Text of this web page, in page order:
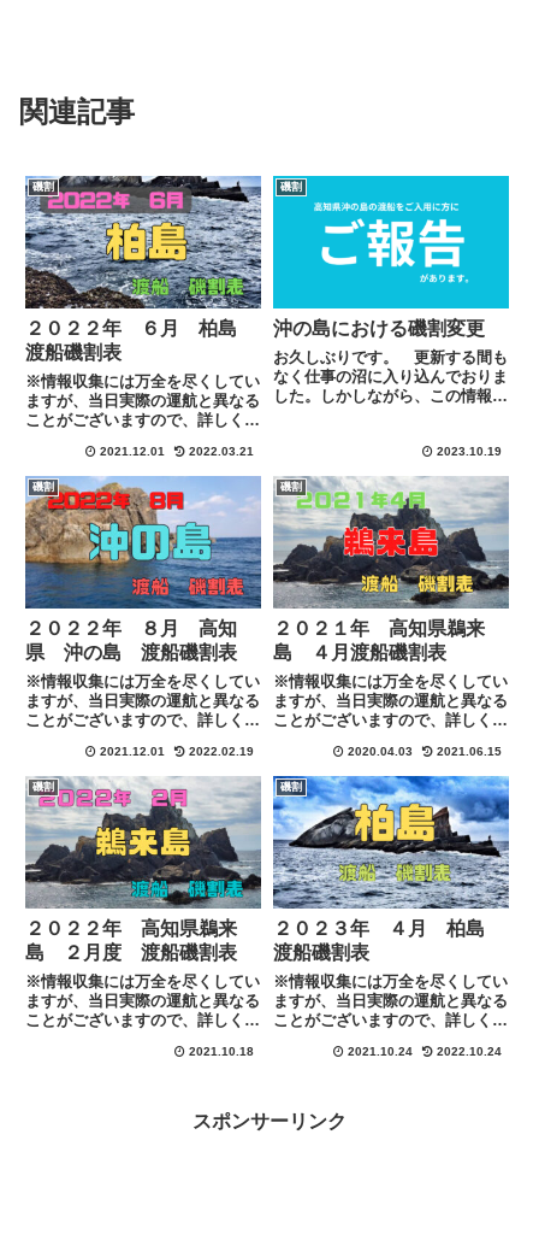
関連記事
磯割
２０２２年 ６月 柏島
渡船磯割表
※情報収集には万全を尽くしてい
ますが、当日実際の運航と異なる
ことがございますので、詳しくは
先にて直接ご確認お願い致しま
す。
2021.12.01 2022.03.21
磯割
沖の島における磯割変更
お久しぶりです。 更新する間も
なく仕事の沼に入り込んでおりま
した。しかしながら、この情報は
とに申し訳ございません。もう、
常連の方などは夏頃から知ってい
たと思いますが沖の島の渡船磯
割...
2023.10.19
磯割
２０２２年 ８月 高知
県 沖の島 渡船磯割表
※情報収集には万全を尽くしてい
ますが、当日実際の運航と異なる
ことがございますので、詳しくは
先にて直接ご確認お願い致しま
す。
2021.12.01 2022.02.19
磯割
２０２１年 高知県鵜来
島 ４月渡船磯割表
※情報収集には万全を尽くしてい
ますが、当日実際の運航と異なる
ことがございますので、詳しくは
先にてご確認お願い致します。
2020.04.03 2021.06.15
磯割
２０２２年 高知県鵜来
島 ２月度 渡船磯割表
※情報収集には万全を尽くしてい
ますが、当日実際の運航と異なる
ことがございますので、詳しくは
先にて直接ご確認お願い致しま
2021.10.18
磯割
２０２３年 ４月 柏島
渡船磯割表
※情報収集には万全を尽くしてい
ますが、当日実際の運航と異なる
ことがございますので、詳しくは
先にて直接ご確認お願い致しま
2021.10.24 2022.10.24
スポンサーリンク